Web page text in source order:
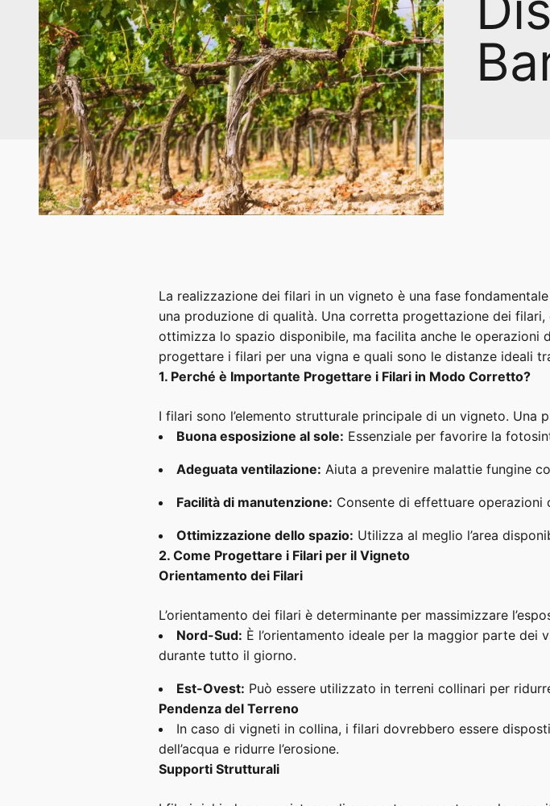
La realizzazione dei filari in un vigneto è una fase
una produzione di qualità. Una corretta progettazione dei
ottimizza lo spazio disponibile, ma facilita anche le
progettare i filari per una vigna e quali sono le distanze ideali
1. Perché è Importante Progettare i Filari in Modo Corretto?
I filari sono l’elemento strutturale principale di un vigneto. Una
Buona esposizione al sole: Essenziale per favorire la
Adeguata ventilazione: Aiuta a prevenire malattie fungine
Facilità di manutenzione: Consente di effettuare
Ottimizzazione dello spazio: Utilizza al meglio l’area
2. Come Progettare i Filari per il Vigneto
Orientamento dei Filari
L’orientamento dei filari è determinante per massimizzare
Nord-Sud: È l’orientamento ideale per la maggior parte
durante tutto il giorno.
Est-Ovest: Può essere utilizzato in terreni collinari per
Pendenza del Terreno
In caso di vigneti in collina, i filari dovrebbero essere
dell’acqua e ridurre l’erosione.
Supporti Strutturali